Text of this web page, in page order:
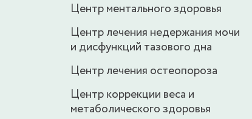
Центр ментального здоровья
Центр лечения недержания мочи
и дисфункций тазового дна
Центр лечения остеопороза
Центр коррекции веса и
метаболического здоровья